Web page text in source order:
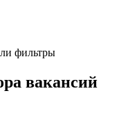
фильтры
вакансий